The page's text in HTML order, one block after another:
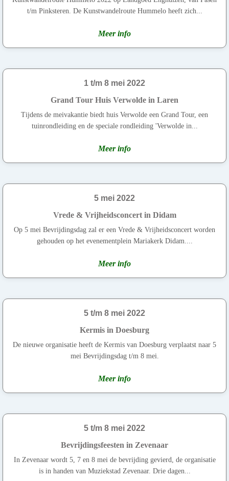
t/m Pinksteren. De Kunstwandelroute Hummelo heeft zich...
Meer info
1 t/m 8 mei 2022
Grand Tour Huis Verwolde in Laren
Tijdens de meivakantie biedt huis Verwolde een Grand Tour, een
tuinrondleiding en de speciale rondleiding 'Verwolde in...
Meer info
5 mei 2022
Vrede & Vrijheidsconcert in Didam
Op 5 mei Bevrijdingsdag zal er een Vrede & Vrijheidsconcert worden
gehouden op het evenementplein Mariakerk Didam....
Meer info
5 t/m 8 mei 2022
Kermis in Doesburg
De nieuwe organisatie heeft de Kermis van Doesburg verplaatst naar 5
mei Bevrijdingsdag t/m 8 mei.
Meer info
5 t/m 8 mei 2022
Bevrijdingsfeesten in Zevenaar
In Zevenaar wordt 5, 7 en 8 mei de bevrijding gevierd, de organisatie
is in handen van Muziekstad Zevenaar. Drie dagen...